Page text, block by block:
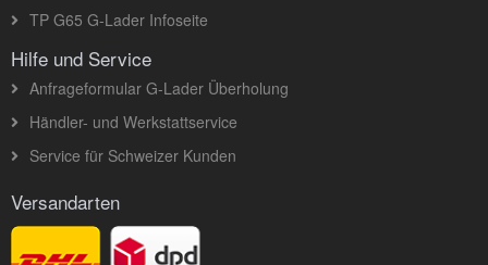
TP G65 G-Lader Infoseite
Hilfe und Service
Anfrageformular G-Lader Überholung
Händler- und Werkstattservice
Service für Schweizer Kunden
Versandarten